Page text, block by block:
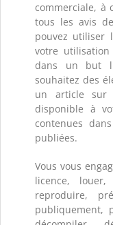
commerciale, à
tous les avis
pouvez utiliser
votre
dans un but
souhaitez des
un article sur
disponible à
contenues
publiées.
Vous vous
licence,
reproduire,
publiquement,